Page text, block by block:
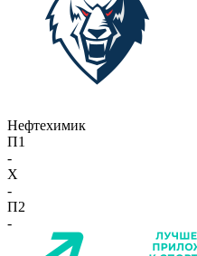
Нефтехимик
П1
-
X
-
П2
-